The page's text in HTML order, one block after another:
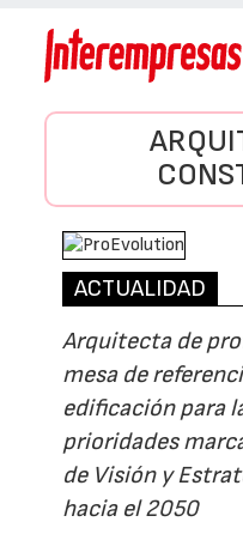
ACTUALIDAD
Arquitecta de
mesa de
edificación para
prioridades
de Visión y
hacia el 2050